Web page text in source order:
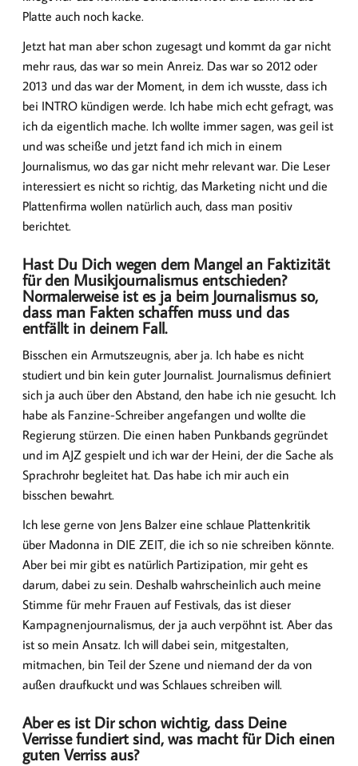
Platte auch noch kacke.
Jetzt hat man aber schon zugesagt und kommt da gar nicht
mehr raus, das war so mein Anreiz. Das war so 2012 oder
2013 und das war der Moment, in dem ich wusste, dass ich
bei INTRO kündigen werde. Ich habe mich echt gefragt, was
ich da eigentlich mache. Ich wollte immer sagen, was geil ist
und was scheiße und jetzt fand ich mich in einem
Journalismus, wo das gar nicht mehr relevant war. Die Leser
interessiert es nicht so richtig, das Marketing nicht und die
Plattenfirma wollen natürlich auch, dass man positiv
berichtet.
Hast Du Dich wegen dem Mangel an Faktizität
für den Musikjournalismus entschieden?
Normalerweise ist es ja beim Journalismus so,
dass man Fakten schaffen muss und das
entfällt in deinem Fall.
Bisschen ein Armutszeugnis, aber ja. Ich habe es nicht
studiert und bin kein guter Journalist. Journalismus definiert
sich ja auch über den Abstand, den habe ich nie gesucht. Ich
habe als Fanzine-Schreiber angefangen und wollte die
Regierung stürzen. Die einen haben Punkbands gegründet
und im AJZ gespielt und ich war der Heini, der die Sache als
Sprachrohr begleitet hat. Das habe ich mir auch ein
bisschen bewahrt.
Ich lese gerne von Jens Balzer eine schlaue Plattenkritik
über Madonna in DIE ZEIT, die ich so nie schreiben könnte.
Aber bei mir gibt es natürlich Partizipation, mir geht es
darum, dabei zu sein. Deshalb wahrscheinlich auch meine
Stimme für mehr Frauen auf Festivals, das ist dieser
Kampagnenjournalismus, der ja auch verpöhnt ist. Aber das
ist so mein Ansatz. Ich will dabei sein, mitgestalten,
mitmachen, bin Teil der Szene und niemand der da von
außen draufkuckt und was Schlaues schreiben will.
Aber es ist Dir schon wichtig, dass Deine
Verrisse fundiert sind, was macht für Dich einen
guten Verriss aus?